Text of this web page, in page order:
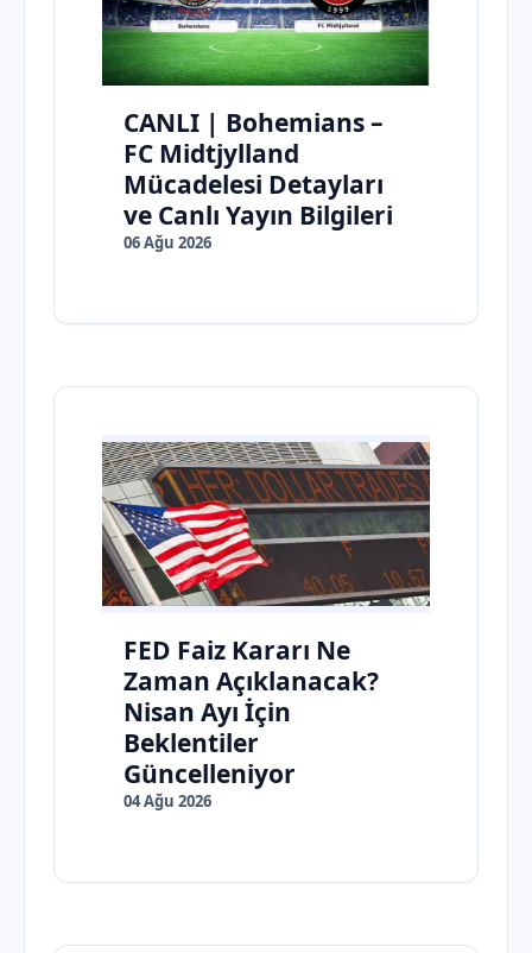
CANLI | Bohemians –
FC Midtjylland
Mücadelesi Detayları
ve Canlı Yayın Bilgileri
06 Ağu 2026
FED Faiz Kararı Ne
Zaman Açıklanacak?
Nisan Ayı İçin
Beklentiler
Güncelleniyor
04 Ağu 2026